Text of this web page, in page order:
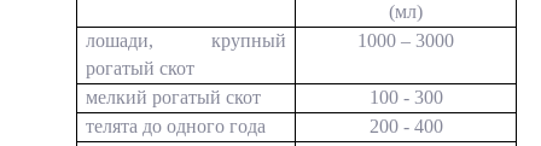
(мл)
лошади, крупный
рогатый скот
1000 – 3000
мелкий рогатый скот
100 - 300
телята до одного года
200 - 400